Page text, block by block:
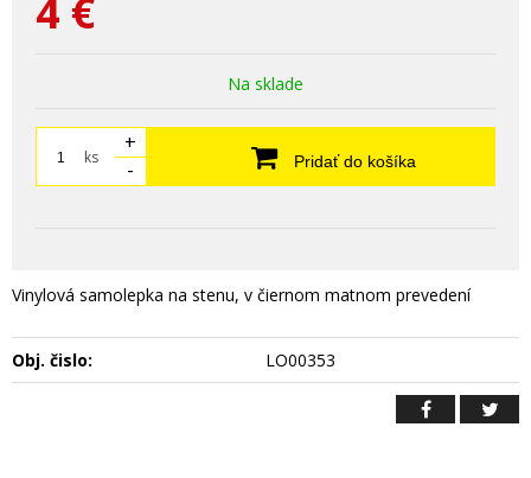
4 €
Na sklade
ks
+
-
Pridať do košíka
Vinylová samolepka na stenu, v čiernom matnom prevedení
Obj. čislo: LO00353